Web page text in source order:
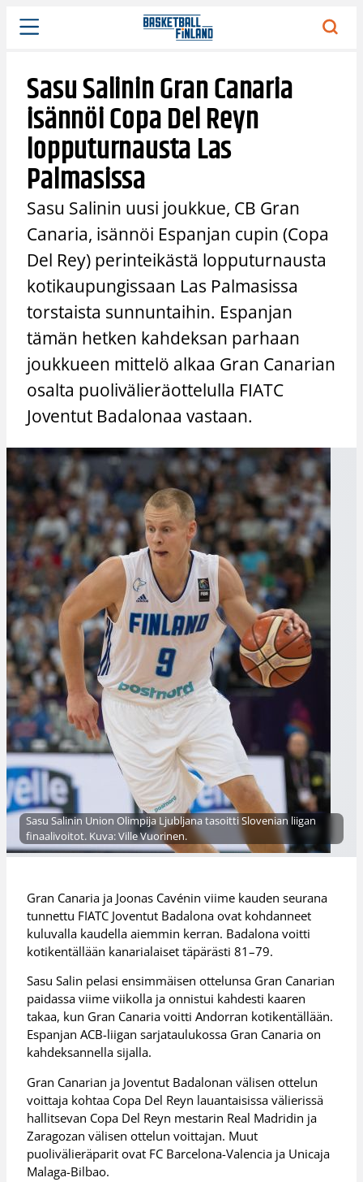
Siirry
sisältöön
Sasu Salinin Gran Canaria
isännöi Copa Del Reyn
lopputurnausta Las
Palmasissa
Sasu Salinin uusi joukkue, CB Gran
Canaria, isännöi Espanjan cupin (Copa
Del Rey) perinteikästä lopputurnausta
kotikaupungissaan Las Palmasissa
torstaista sunnuntaihin. Espanjan
tämän hetken kahdeksan parhaan
joukkueen mittelö alkaa Gran Canarian
osalta puolivälieräottelulla FIATC
Joventut Badalonaa vastaan.
Sasu Salinin Union Olimpija Ljubljana tasoitti Slovenian liigan
finaalivoitot. Kuva: Ville Vuorinen.
Gran Canaria ja Joonas Cavénin viime kauden seurana
tunnettu FIATC Joventut Badalona ovat kohdanneet
kuluvalla kaudella aiemmin kerran. Badalona voitti
kotikentällään kanarialaiset täpärästi 81–79.
Sasu Salin pelasi ensimmäisen ottelunsa Gran Canarian
paidassa viime viikolla ja onnistui kahdesti kaaren
takaa, kun Gran Canaria voitti Andorran kotikentällään.
Espanjan ACB-liigan sarjataulukossa Gran Canaria on
kahdeksannella sijalla.
Gran Canarian ja Joventut Badalonan välisen ottelun
voittaja kohtaa Copa Del Reyn lauantaisissa välierissä
hallitsevan Copa Del Reyn mestarin Real Madridin ja
Zaragozan välisen ottelun voittajan. Muut
puolivälieräparit ovat FC Barcelona-Valencia ja Unicaja
Malaga-Bilbao.